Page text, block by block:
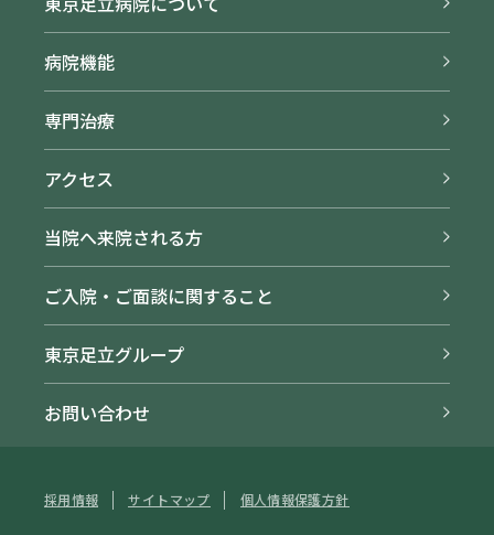
病院機能
専門治療
アクセス
当院へ来院される方
ご入院・ご面談に関すること
東京足立グループ
お問い合わせ
採用情報 サイトマップ 個人情報保護方針